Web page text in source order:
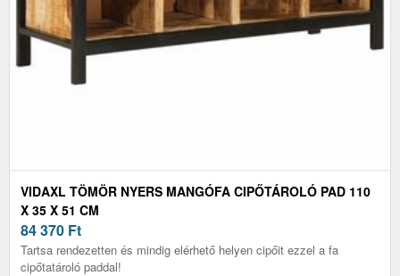
VIDAXL TÖMÖR NYERS MANGÓFA CIPŐTÁROLÓ PAD 110
X 35 X 51 CM
84 370 Ft
Tartsa rendezetten és mindig elérhető helyen cipőit ezzel a fa
cipőtatároló paddal!